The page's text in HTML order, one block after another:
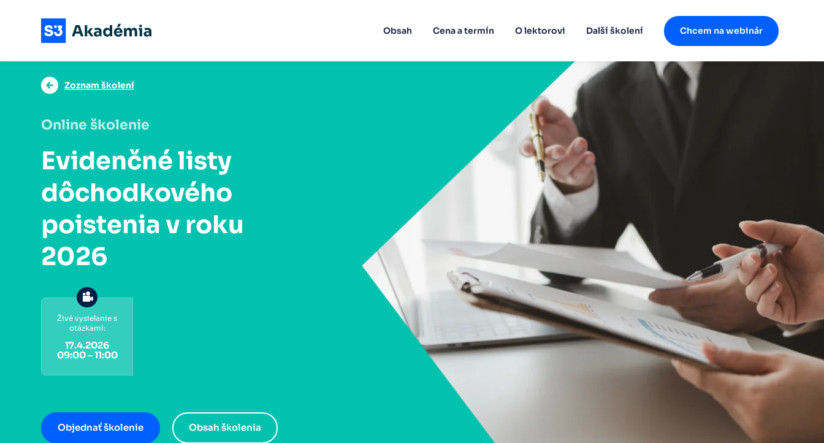
Obsah Cena a termín O lektorovi Další školení Chcem na webinár
Zoznam školení
Online školenie
Evidenčné listy
dôchodkového
poistenia v roku
2026
Živé vysielanie s
otázkami:
17.4.2026
09:00 – 11:00
Objednať školenie Obsah školenia